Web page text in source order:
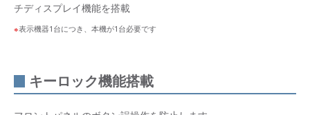
チディスプレイ機能を搭載
表示機器1台につき、本機が1台必要です
キーロック機能搭載